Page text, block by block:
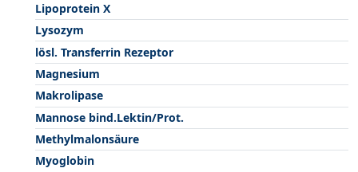
Lipoprotein X
Lysozym
lösl. Transferrin Rezeptor
Magnesium
Makrolipase
Mannose bind.Lektin/Prot.
Methylmalonsäure
Myoglobin